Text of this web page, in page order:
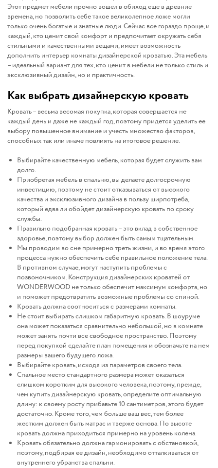
Этот предмет мебели прочно вошел в обиход еще в древние
времена, но позволить себе такое великолепное ложе могли
только очень богатые и знатные люди. Сейчас все гораздо проще, и
каждый, кто ценит свой комфорт и предпочитает окружать себя
стильными и качественными вещами, имеет возможность
дополнить интерьер комнаты дизайнерской кроватью. Эта мебель
– идеальный вариант для тех, кто ценит в мебели не только стиль и
эксклюзивный дизайн, но и практичность.
Как выбрать дизайнерскую кровать
Кровать – весьма весомая покупка, которая совершается не
каждый день и даже не каждый год, поэтому придется уделить ее
выбору повышенное внимание и учесть множество факторов,
способных так или иначе повлиять на итоговое решение.
Выбирайте качественную мебель, которая будет служить вам
долго.
Приобретая мебель в спальню, вы делаете долгосрочную
инвестицию, поэтому не стоит отказываться от высокого
качества и эксклюзивного дизайна в пользу ширпотреба,
который едва ли обойдет дизайнерскую кровать по сроку
службы.
Правильно подобранная кровать – это вклад в собственное
здоровье, поэтому выбор должен быть самым тщательным.
Мы проводим во сне примерно треть жизни, и во время этого
процесса нужно обеспечить себе правильное положение тела.
В противном случае, могут наступить проблемы с
позвоночником. Конструкция дизайнерских кроватей от
WONDERWOOD не только обеспечит максимум комфорта, но
и поможет предотвратить возможные проблемы со спиной.
Кровать должна соотноситься с размерами комнаты.
Не стоит выбирать слишком габаритную кровать. В шоуруме
она может показаться сравнительно небольшой, но в комнате
может занять почти все свободное пространство. Поэтому
перед покупкой сделайте план помещения и обозначьте на нем
размеры вашего будущего ложа.
Выбирайте кровать, исходя из параметров своего тела.
Спальное место стандартного размера может оказаться
слишком коротким для высокого человека, поэтому, прежде,
чем купить дизайнерскую кровать, определите оптимальную
длину: к своему росту прибавьте 10 сантиметров, этого будет
достаточно. Кроме того, чем больше ваш вес, тем более
жестким должен быть матрас и тверже основа. По высоте
кровать должна приходиться примерно на уровень колена.
Кровать обязательно должна гармонировать с обстановкой,
поэтому, подбирая ее дизайн, необходимо отталкиваться от
внутреннего убранства спальни.